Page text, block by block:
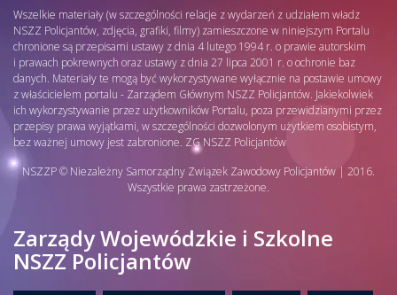
Wszelkie materiały (w szczególności relacje z wydarzeń z udziałem władz
NSZZ Policjantów, zdjęcia, grafiki, filmy) zamieszczone w niniejszym Portalu
chronione są przepisami ustawy z dnia 4 lutego 1994 r. o prawie autorskim
i prawach pokrewnych oraz ustawy z dnia 27 lipca 2001 r. o ochronie baz
danych. Materiały te mogą być wykorzystywane wyłącznie na postawie umowy
z właścicielem portalu - Zarządem Głównym NSZZ Policjantów. Jakiekolwiek
ich wykorzystywanie przez użytkowników Portalu, poza przewidzianymi przez
przepisy prawa wyjątkami, w szczególności dozwolonym użytkiem osobistym,
bez ważnej umowy jest zabronione. ZG NSZZ Policjantów
NSZZP © Niezależny Samorządny Związek Zawodowy Policjantów | 2016.
Wszystkie prawa zastrzeżone.
Zarządy Wojewódzkie i Szkolne
NSZZ Policjantów